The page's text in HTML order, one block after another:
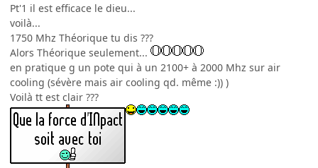
Pt'1 il est efficace le dieu...
voilà...
1750 Mhz Théorique tu dis ???
Alors Théorique seulement...
en pratique g un pote qui à un 2100+ à 2000 Mhz sur air
cooling (sévère mais air cooling qd. même :)) )
Voilà tt est clair ???